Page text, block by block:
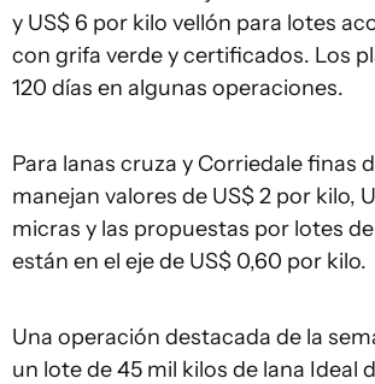
y US$ 6 por kilo vellón para lotes
con grifa verde y certificados. Los
120 días en algunas operaciones.
Para lanas cruza y Corriedale finas
manejan valores de US$ 2 por kilo,
micras y las propuestas por lotes
están en el eje de US$ 0,60 por kilo.
Una operación destacada de la
un lote de 45 mil kilos de lana Ideal